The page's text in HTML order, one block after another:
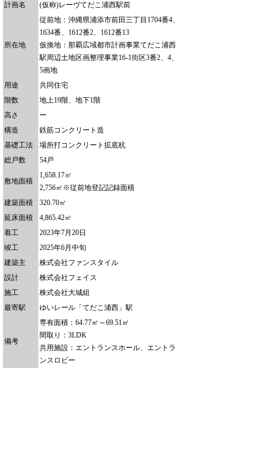
計画名
(仮称)レーヴてだこ浦西駅前
所在地
従前地：沖縄県浦添市前田三丁目1704番4、
1634番、1612番2、1612番13
仮換地：那覇広域都市計画事業てだこ浦西
駅周辺土地区画整理事業16-1街区3番2、4、
5画地
用途
共同住宅
階数
地上19階、地下1階
高さ
ー
構造
鉄筋コンクリート造
基礎工法
場所打コンクリート拡底杭
総戸数
54戸
敷地面積
1,658.17㎡
2,756㎡※従前地登記記録面積
建築面積
320.70㎡
延床面積
4,865.42㎡
着工
2023年7月20日
竣工
2025年6月中旬
建築主
株式会社ファンスタイル
設計
株式会社フェイス
施工
株式会社大城組
最寄駅
ゆいレール「てだこ浦西」駅
備考
専有面積：64.77㎡～69.51㎡
間取り：3LDK
共用施設：エントランスホール、エントラ
ンスロビー